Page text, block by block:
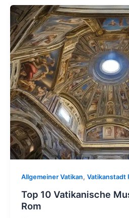
Allgemeiner Vatikan, Vatikanstadt
Top 10 Vatikanische
Rom